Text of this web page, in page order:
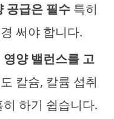
공급은 필수 특히
써야 합니다.
양 밸런스를 고
칼슘, 칼륨 섭취
하기 쉽습니다.